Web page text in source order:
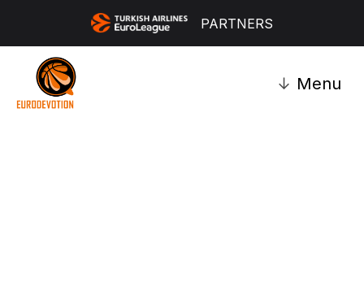
PARTNERS
↓ Menu